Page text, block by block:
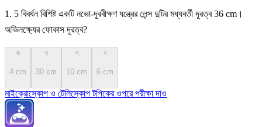
1. 5 বিবর্ধন বিশিষ্ট একটি নভো-দূরবীক্ষণ যন্ত্রের লেন্স দুটির মধ্যবর্তী দূরত্ব 36 cm।
অভিলক্ষ্যের ফোকাস দূরত্ব?
ক
4 cm
খ
30 cm
গ
10 cm
ঘ
6 cm
মাইক্রোস্কোপ ও টেলিস্কোপ টপিকের ওপরে পরীক্ষা দাও